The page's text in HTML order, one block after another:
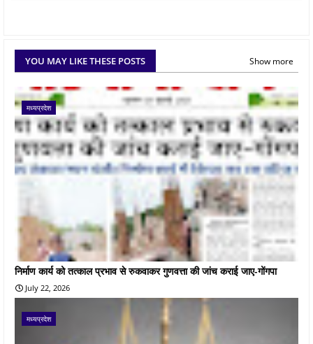
YOU MAY LIKE THESE POSTS Show more
मध्यप्रदेश
निर्माण कार्य को तत्काल प्रभाव से रुकवाकर गुणवत्ता की जांच कराई जाए-गोंगपा
July 22, 2026
मध्यप्रदेश